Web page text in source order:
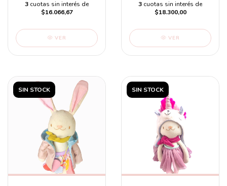
3 cuotas sin interés de
$16.066,67
VER
3 cuotas sin interés de
$18.300,00
VER
SIN STOCK SIN STOCK